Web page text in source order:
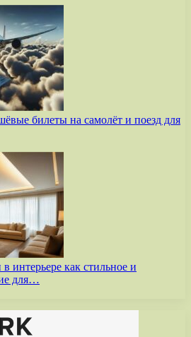
билеты на самолёт и поезд для
интерьере как стильное и
для…